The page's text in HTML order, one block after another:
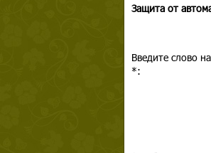
Защита от
Введите слово
*: